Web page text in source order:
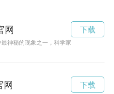
网
神秘的现象之一，科学家们对它充满了
下载
网 下载